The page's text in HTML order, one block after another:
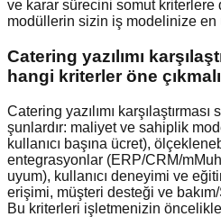
ve karar sürecini somut kriterlere
modüllerin sizin iş modelinize
Catering yazılımı
hangi kriterler öne
Catering yazılımı
şunlardır: maliyet ve sahiplik
kullanıcı başına ücret),
entegrasyonlar (ERP/CRM/
uyum), kullanıcı deneyimi ve
erişimi, müşteri desteği ve
Bu kriterleri işletmenizin